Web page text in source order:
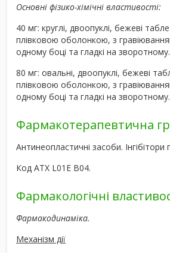
Основні фізико-хімічні властивості:
40 мг: круглі, двоопуклі, бежеві
плівковою оболонкою, з
одному боці та гладкі на зворотному.
80 мг: овальні, двоопуклі, бежеві
плівковою оболонкою, з
одному боці та гладкі на зворотному.
Фармакотерапевтична
Антинеопластичні засоби. Інгібітори
Код АТХ L01E B04.
Фармакологічні
Фармакодинаміка.
Механізм дії